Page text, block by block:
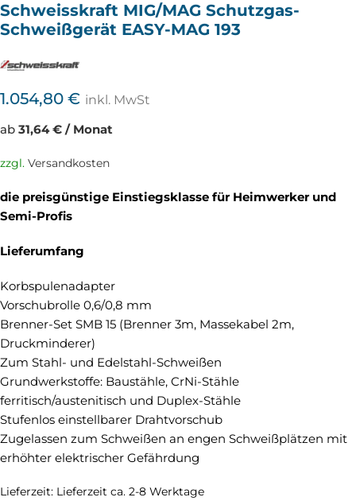
Schweisskraft MIG/MAG Schutzgas-
Schweißgerät EASY-MAG 193
1.054,80 € inkl. MwSt
ab 31,64 € / Monat
zzgl. Versandkosten
die preisgünstige Einstiegsklasse für Heimwerker und
Semi-Profis
Lieferumfang
Korbspulenadapter
Vorschubrolle 0,6/0,8 mm
Brenner-Set SMB 15 (Brenner 3m, Massekabel 2m,
Druckminderer)
Zum Stahl- und Edelstahl-Schweißen
Grundwerkstoffe: Baustähle, CrNi-Stähle
ferritisch/austenitisch und Duplex-Stähle
Stufenlos einstellbarer Drahtvorschub
Zugelassen zum Schweißen an engen Schweißplätzen mit
erhöhter elektrischer Gefährdung
Lieferzeit: Lieferzeit ca. 2-8 Werktage